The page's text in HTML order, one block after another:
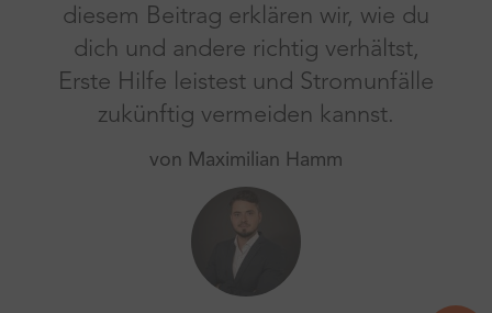
diesem Beitrag erklären wir, wie du
dich und andere richtig verhältst,
Erste Hilfe leistest und Stromunfälle
zukünftig vermeiden kannst.
von Maximilian Hamm